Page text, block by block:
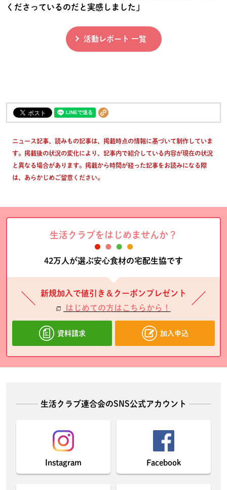
くださっているのだと実感しました」
活動レポート 一覧
ニュース記事、読みもの記事は、掲載時点の情報に基づいて制作していま
す。掲載後の状況の変化により、記事内で紹介している内容が現在の状況
と異なる場合があります。掲載から時間が経った記事をお読みになる際
は、あらかじめご留意ください。
生活クラブをはじめませんか？
42万人が選ぶ安心食材の宅配生協です
新規加入で値引き＆クーポンプレゼント
はじめての方はこちらから！
資料請求 加入申込
生活クラブ連合会のSNS公式アカウント
Instagram Facebook